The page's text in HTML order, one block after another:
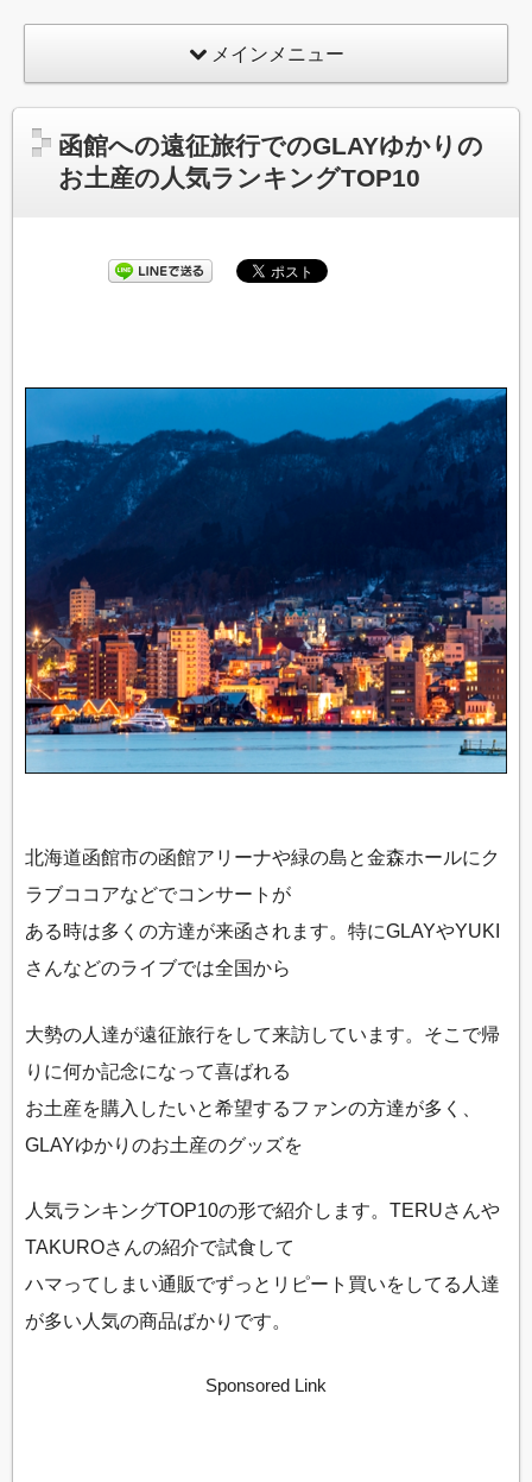
メインメニュー
函館への遠征旅行でのGLAYゆかりの
お土産の人気ランキングTOP10
北海道函館市の函館アリーナや緑の島と金森ホールにク
ラブココアなどでコンサートが
ある時は多くの方達が来函されます。特にGLAYやYUKI
さんなどのライブでは全国から
大勢の人達が遠征旅行をして来訪しています。そこで帰
りに何か記念になって喜ばれる
お土産を購入したいと希望するファンの方達が多く、
GLAYゆかりのお土産のグッズを
人気ランキングTOP10の形で紹介します。TERUさんや
TAKUROさんの紹介で試食して
ハマってしまい通販でずっとリピート買いをしてる人達
が多い人気の商品ばかりです。
Sponsored Link